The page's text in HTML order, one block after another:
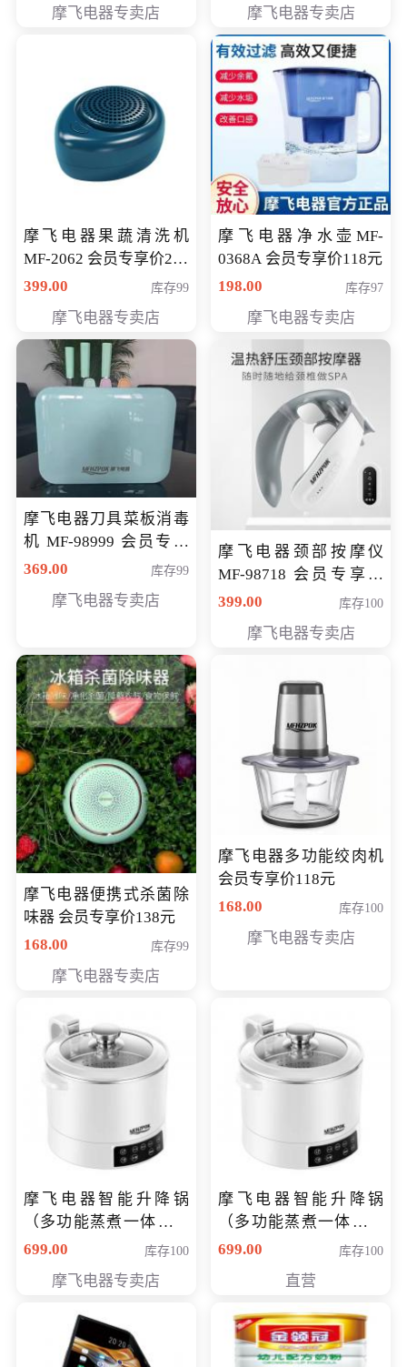
摩飞电器专卖店 摩飞电器专卖店
摩飞电器果蔬清洗机
MF-2062 会员专享价268
元
399.00 库存99
摩飞电器专卖店
摩飞电器净水壶MF-
0368A 会员专享价118元
198.00
库存97
摩飞电器专卖店
摩飞电器刀具菜板消毒
机 MF-98999 会员专享
价286元
369.00 库存99
摩飞电器专卖店
摩飞电器颈部按摩仪
MF-98718 会员专享价
299元
399.00 库存100
摩飞电器专卖店
摩飞电器便携式杀菌除
味器 会员专享价138元
168.00
库存99
摩飞电器专卖店
摩飞电器多功能绞肉机
会员专享价118元
168.00
库存100
摩飞电器专卖店
摩飞电器智能升降锅
（多功能蒸煮一体锅）
（智能升降养生锅） 会
699.00 库存100
摩飞电器专卖店
摩飞电器智能升降锅
（多功能蒸煮一体锅）
（智能升降养生锅） 会
699.00 库存100
直营